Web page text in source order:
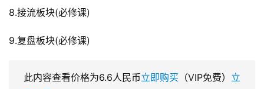
8.接流板块(必修课)
9.复盘板块(必修课)
此内容查看价格为6.6人民币立即购买 （VIP免费） 立